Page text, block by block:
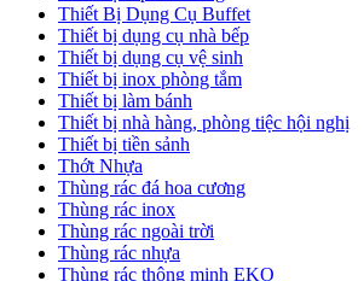
Thiết Bị Dụng Cụ Buffet
Thiết bị dụng cụ nhà bếp
Thiết bị dụng cụ vệ sinh
Thiết bị inox phòng tắm
Thiết bị làm bánh
Thiết bị nhà hàng, phòng tiệc hội nghị
Thiết bị tiền sảnh
Thớt Nhựa
Thùng rác đá hoa cương
Thùng rác inox
Thùng rác ngoài trời
Thùng rác nhựa
Thùng rác thông minh EKO